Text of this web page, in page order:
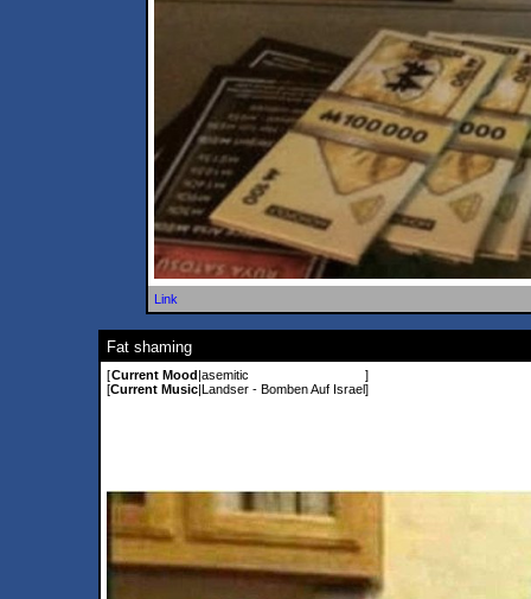
Link
Fat shaming
[Current Mood|asemitic
]
[Current Music|Landser - Bomben Auf Israel]